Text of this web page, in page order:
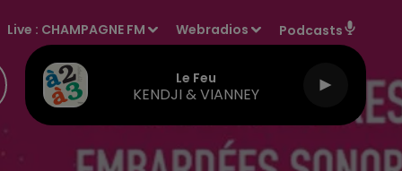
Live : CHAMPAGNE FM Webradios Podcasts
Le Feu
KENDJI & VIANNEY